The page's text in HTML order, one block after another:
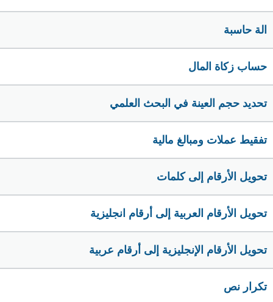
الة حاسبة
حساب زكاة المال
تحديد حجم العينة في البحث العلمي
تفقيط عملات ومبالغ مالية
تحويل الأرقام إلى كلمات
تحويل الأرقام العربية إلى أرقام انجليزية
تحويل الأرقام الإنجليزية إلى أرقام عربية
تكرار نص